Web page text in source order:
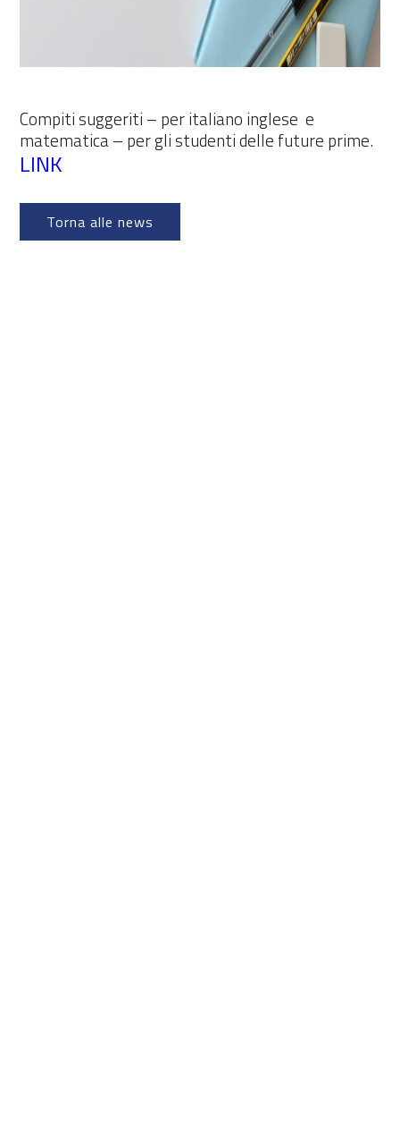
Compiti suggeriti – per italiano inglese e
matematica – per gli studenti delle future prime.
LINK
Torna alle news